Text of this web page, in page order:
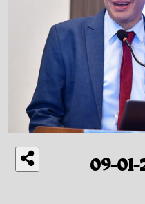
2026-01-09